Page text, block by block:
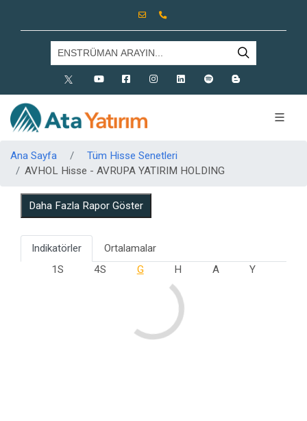
X Youtube FacebookInstagramLinkedinSpotify
Ana Sayfa
Tüm Hisse Senetleri
AVHOL Hisse - AVRUPA YATIRIM HOLDING
Daha Fazla Rapor Göster
Indikatörler
Ortalamalar
1S
4S G H A Y